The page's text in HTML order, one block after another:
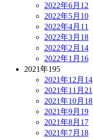
2022年6月 12
2022年5月 10
2022年4月 11
2022年3月 18
2022年2月 14
2022年1月 16
2021年195
2021年12月 14
2021年11月 21
2021年10月 18
2021年9月 19
2021年8月 17
2021年7月 18